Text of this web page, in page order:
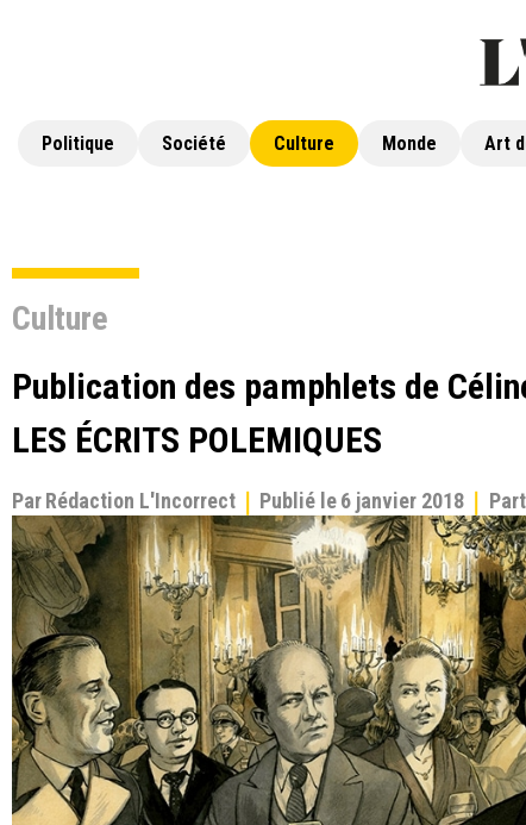
Politique Société Culture Monde Art
Culture
Publication des pamphlets de
LES ÉCRITS POLEMIQUES
ParRédaction L'Incorrect Publié le6 janvier 2018